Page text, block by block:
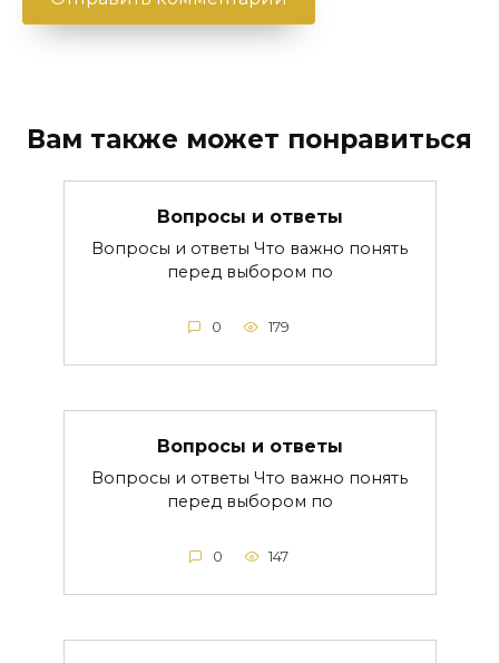
Вам также может понравиться
Вопросы и ответы
Вопросы и ответы Что важно понять
перед выбором по
0 179
Вопросы и ответы
Вопросы и ответы Что важно понять
перед выбором по
0 147